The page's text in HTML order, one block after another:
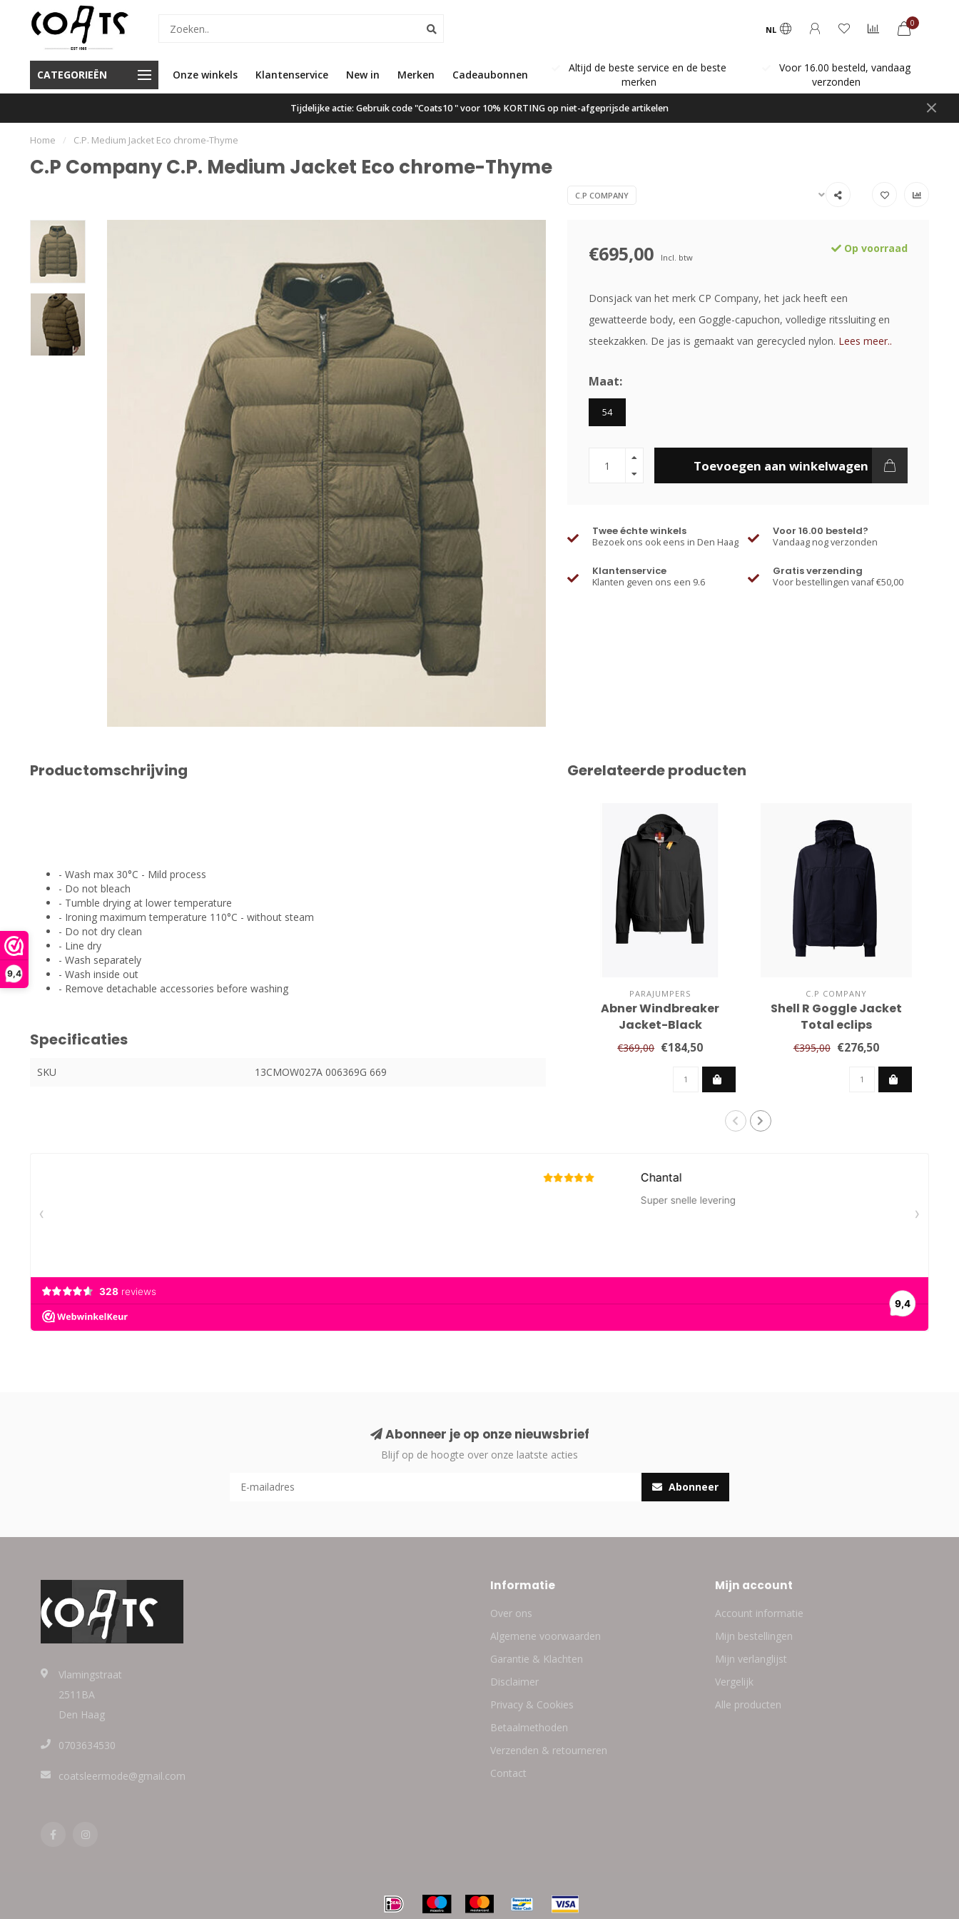
9,4
NL
0
CATEGORIEËN Onze winkels Klantenservice New in Merken Cadeaubonnen
16.00 besteld, vandaag
verzonden
Klanten geven ons een 9.6 Gratis verzending vanaf €50,00
Altijd de beste service en de beste
merken
Voor 16.00 besteld, vandaag
verzonden
Tijdelijke actie: Gebruik code "Coats10 " voor 10% KORTING op niet-afgeprijsde artikelen
Home / C.P. Medium Jacket Eco chrome-Thyme
C.P Company C.P. Medium Jacket Eco chrome-Thyme
C.P COMPANY
€695,00 Incl. btw
Op voorraad
Donsjack van het merk CP Company, het jack heeft een
gewatteerde body, een Goggle-capuchon, volledige ritssluiting en
steekzakken. De jas is gemaakt van gerecycled nylon. Lees meer..
Maat:
54
Toevoegen aan winkelwagen
Twee échte winkels
Bezoek ons ook eens in Den Haag
Voor 16.00 besteld?
Vandaag nog verzonden
Klantenservice
Klanten geven ons een 9.6
Gratis verzending
Voor bestellingen vanaf €50,00
Productomschrijving
- Wash max 30°C - Mild process
- Do not bleach
- Tumble drying at lower temperature
- Ironing maximum temperature 110°C - without steam
- Do not dry clean
- Line dry
- Wash separately
- Wash inside out
- Remove detachable accessories before washing
Specificaties
SKU 13CMOW027A 006369G 669
Gerelateerde producten
PARAJUMPERS
Abner Windbreaker
Jacket-Black
€369,00 €184,50
C.P COMPANY
Shell R Goggle Jacket
Total eclips
€395,00 €276,50
Abonneer je op onze nieuwsbrief
Blijf op de hoogte over onze laatste acties
Abonneer
Vlamingstraat
2511BA
Den Haag
0703634530
coatsleermode@gmail.com
Informatie
Over ons
Algemene voorwaarden
Garantie & Klachten
Disclaimer
Privacy & Cookies
Betaalmethoden
Verzenden & retourneren
Contact
Mijn account
Account informatie
Mijn bestellingen
Mijn verlanglijst
Vergelijk
Alle producten